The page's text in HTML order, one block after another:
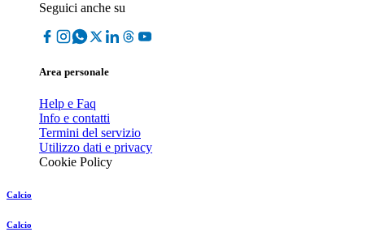
Seguici anche su
Area personale
Help e Faq
Info e contatti
Termini del servizio
Utilizzo dati e privacy
Cookie Policy
Calcio
Calcio